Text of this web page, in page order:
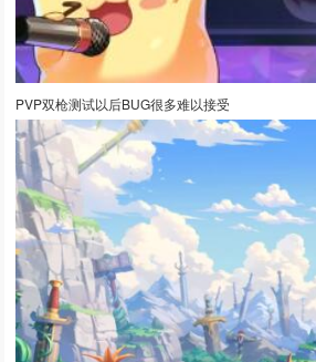
PVP双枪测试以后BUG很多难以接受